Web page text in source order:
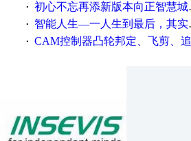
· 初心不忘再添新版本向正智慧城市云展厅3.0版亮相
· 智能人生—一人生到最后，其实拼的都是人品
· CAM控制器凸轮邦定、飞剪、追剪等C功能块